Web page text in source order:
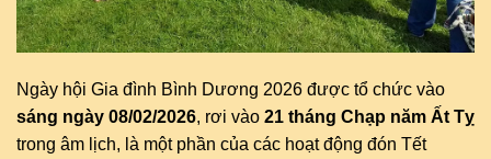
Ngày hội Gia đình Bình Dương 2026 được tổ chức vào
sáng ngày 08/02/2026, rơi vào 21 tháng Chạp năm Ất Tỵ
trong âm lịch, là một phần của các hoạt động đón Tết